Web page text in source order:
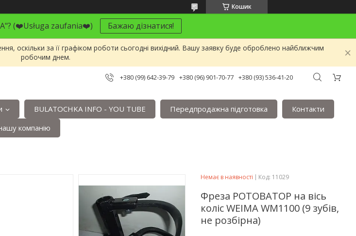
Кошик
(❤️Usługa zaufania❤️) Бажаю дізнатися!
оскільки за її графіком роботи сьогодні вихідний. Вашу заявку буде оброблено найближчим
робочим днем.
+380 (99) 642-39-79 +380 (96) 901-70-77 +380 (93) 536-41-20
BULATOCHKA INFO - YOU TUBE Передпродажна підготовка
Контакти
компанію
Немає в наявності Код: 11029
Фреза РОТОВАТОР на вісь
коліс WEIMA WM1100 (9 зубів,
не розбірна)